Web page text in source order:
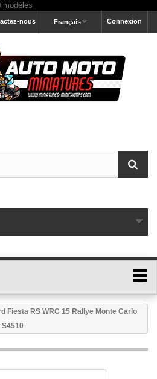
Connexion
Français
nous
Fiesta RS WRC 15 Rallye Monte Carlo